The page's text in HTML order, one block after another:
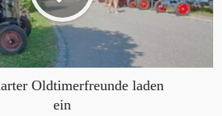
Oldtimerfreunde laden
ein